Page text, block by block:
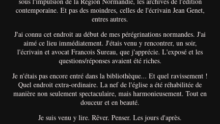
contemporaine. Et pas des moindres, celles de l'écrivain Jean Genet,
entres autres.
J'ai connu cet endroit au début de mes pérégrinations normandes. J'ai
aimé ce lieu immédiatement. J'étais venu y rencontrer, un soir,
l'écrivain et avocat Francois Sureau, que j'apprécie. L'exposé et les
questions/réponses avaient été riches.
Je n'étais pas encore entré dans la bibliothèque... Et quel ravissement !
Quel endroit extra-ordinaire. La nef de l'église a été réhabilitée de
manière non seulement spectaculaire, mais harmonieusement. Tout en
douceur et en beauté.
Je suis venu y lire. Rêver. Penser. Les jours d'après.